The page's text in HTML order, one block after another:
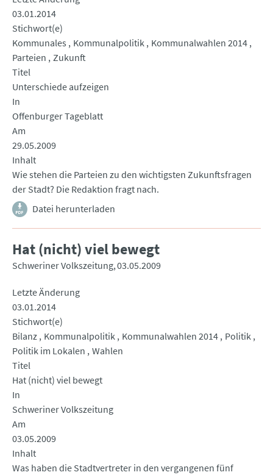
03.01.2014
Stichwort(e)
Kommunales
Kommunalpolitik Kommunalwahlen 2014
Parteien Zukunft
Titel
Unterschiede aufzeigen
In
Offenburger Tageblatt
Am
29.05.2009
Inhalt
Wie stehen die Parteien zu den wichtigsten Zukunftsfragen
der Stadt? Die Redaktion fragt nach.
Datei herunterladen
Hat (nicht) viel bewegt
Schweriner Volkszeitung 03.05.2009
Letzte Änderung
03.01.2014
Stichwort(e)
Bilanz Kommunalpolitik Kommunalwahlen 2014 Politik
Politik im Lokalen Wahlen
Titel
Hat (nicht) viel bewegt
In
Schweriner Volkszeitung
Am
03.05.2009
Inhalt
Was haben die Stadtvertreter in den vergangenen fünf